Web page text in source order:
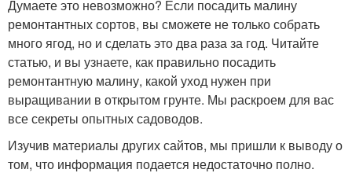
Думаете это невозможно? Если посадить малину
ремонтантных сортов, вы сможете не только собрать
много ягод, но и сделать это два раза за год. Читайте
статью, и вы узнаете, как правильно посадить
ремонтантную малину, какой уход нужен при
выращивании в открытом грунте. Мы раскроем для вас
все секреты опытных садоводов.
Изучив материалы других сайтов, мы пришли к выводу о
том, что информация подается недостаточно полно.